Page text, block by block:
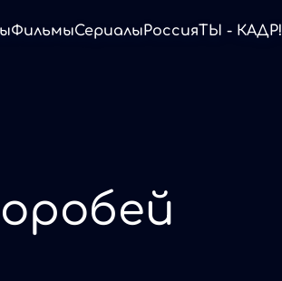
ФильмыСериалыРоссияТЫ - КАДР!